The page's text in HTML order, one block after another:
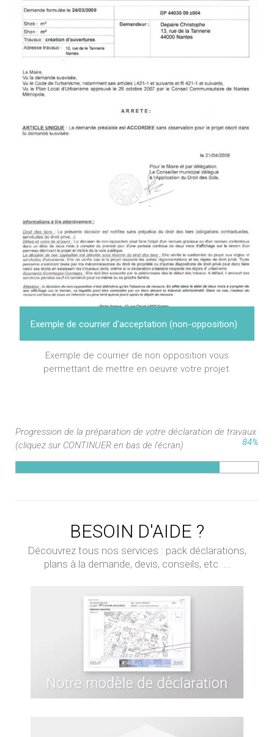
Exemple de courrier d'acceptation (non-opposition)
Exemple de courrier de non opposition vous
permettant de mettre en oeuvre votre projet.
Progression de la préparation de votre déclaration de travaux
(cliquez sur CONTINUER en bas de l'écran)
84%
BESOIN D'AIDE ?
Découvrez tous nos services : pack déclarations,
plans à la demande, devis, conseils, etc. ...